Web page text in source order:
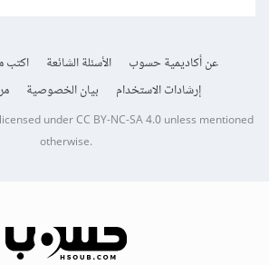
عن أكاديمية حسوب الأسئلة الشائعة اكتب
إرشادات الاستخدام
بيان الخصوصية
licensed underCC BY-NC-SA 4.0unless mentioned
otherwise.